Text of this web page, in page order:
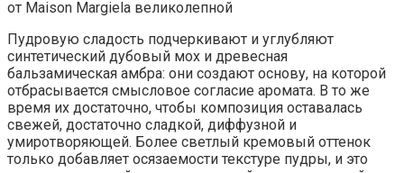
Пудровую сладость подчеркивают и углубляют
синтетический дубовый мох и древесная
бальзамическая амбра: они создают основу, на которой
отбрасывается смысловое согласие аромата. В то же
время их достаточно, чтобы композиция оставалась
свежей, достаточно сладкой, диффузной и
умиротворяющей. Более светлый кремовый оттенок
только добавляет осязаемости текстуре пудры, и это